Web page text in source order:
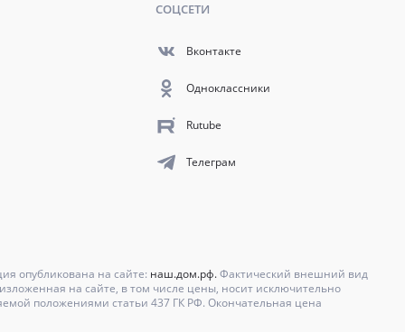
СОЦСЕТИ
Вконтакте
Одноклассники
Rutube
Телеграм
опубликована на сайте: наш.дом.рф.Фактический внешний вид
на сайте, в том числе цены, носит исключительно
положениями статьи 437 ГК РФ. Окончательная цена